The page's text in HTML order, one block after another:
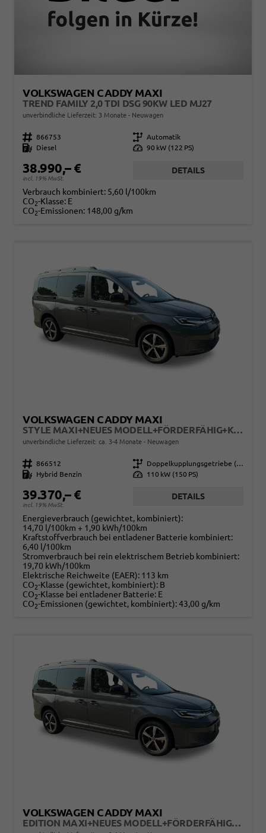
VOLKSWAGEN CADDY MAXI
TREND FAMILY 2,0 TDI DSG 90KW LED MJ27
unverbindliche Lieferzeit: 3 Monate Neuwagen
Fahrzeugnr. 866753 Getriebe Automatik
Kraftstoff
Diesel Leistung 90 kW (122 PS)
38.990,– €
incl. 19% MwSt.
DETAILS
Verbrauch kombiniert: 5,60 l/100km
CO2-Klasse: E
CO2-Emissionen: 148,00 g/km
VOLKSWAGEN CADDY MAXI
STYLE MAXI+NEUES MODELL+FÖRDERFÄHIG+KAMERA+LED+PDC+SHZ+17LM
unverbindliche Lieferzeit: ca. 3-4 Monate Neuwagen
Fahrzeugnr. 866512 Getriebe
Doppelkupplungsgetriebe (DSG)
Kraftstoff
Hybrid Benzin Leistung 110 kW (150 PS)
39.370,– €
incl. 19% MwSt.
DETAILS
Energieverbrauch (gewichtet, kombiniert):
14,70 l/100km + 1,90 kWh/100km
Kraftstoffverbrauch bei entladener Batterie kombiniert:
6,40 l/100km
Stromverbrauch bei rein elektrischem Betrieb kombiniert:
19,70 kWh/100km
Elektrische Reichweite (EAER): 113 km
CO2-Klasse (gewichtet, kombiniert): B
CO2-Klasse bei entladener Batterie: E
CO2-Emissionen (gewichtet, kombiniert):43,00 g/km
VOLKSWAGEN CADDY MAXI
EDITION MAXI+NEUES MODELL+FÖRDERFÄHIG+LED+PDC+ACC+17LM